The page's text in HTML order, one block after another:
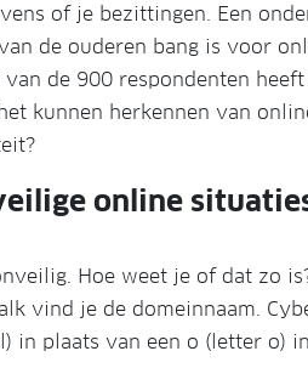
of je bezittingen. Een
de ouderen bang is voor
de 900 respondenten
kunnen herkennen van
online
Hoe weet je of dat zo
vind je de domeinnaam.
in plaats van een o (letter o)